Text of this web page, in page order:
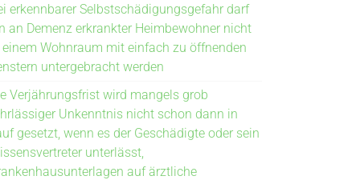
erkennbarer Selbstschädigungsgefahr darf
an Demenz erkrankter Heimbewohner nicht
einem Wohnraum mit einfach zu öffnenden
untergebracht werden
Verjährungsfrist wird mangels grob
Unkenntnis nicht schon dann in
gesetzt, wenn es der Geschädigte oder sein
unterlässt,
auf ärztliche